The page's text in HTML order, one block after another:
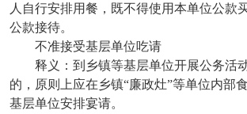
人自行安排用餐，既不得使用本单位公款
公款接待。
不准接受基层单位吃请
释义：到乡镇等基层单位开展公务活
的，原则上应在乡镇“廉政灶”等单位内部
基层单位安排宴请。